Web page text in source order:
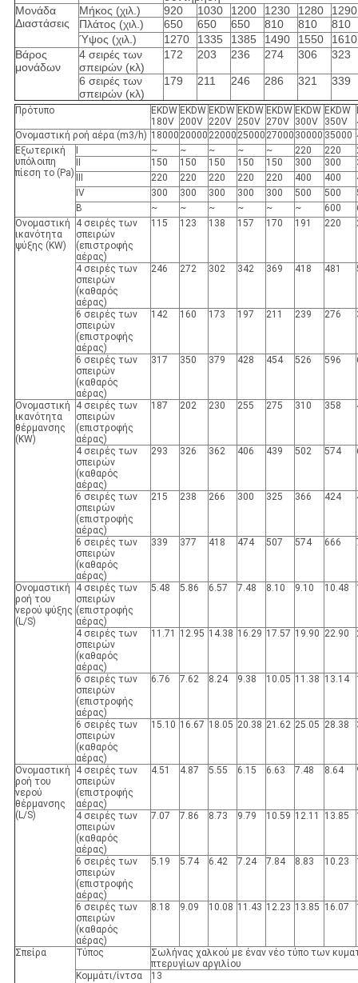
Μονάδα
Διαστάσεις
Μήκος (χιλ.) 920 1030 1200 1230 1280
1290
Πλάτος (χιλ.)
650 650 650 810 810
810
Ύψος (χιλ.)
1270 1335 1385 1490 1550
1610
Βάρος
μονάδων
4 σειρές των
σπειρών (κλ)
172 203 236 274 306 323
6 σειρές των
σπειρών (κλ)
179 211 246 286 321 339
Πρότυπο
EKDW
180V
EKDW
200V
EKDW
220V
EKDW
250V
EKDW
270V
EKDW
300V
EKDW
350V
Ονομαστική ροή αέρα (m3/h) 18000 20000 22000 25000 27000 30000 35000
Εξωτερική
υπόλοιπη
πίεση το (Pa)
~ ~ ~ ~ ~ 220 220
150 150 150 150 150 300 300
220 220 220 220 220 400 400
IV
300 300 300 300 300 500 500
Β
~ ~ ~ ~ ~ ~ 600
Ονομαστική
ικανότητα
ψύξης (KW)
4 σειρές των
σπειρών
(επιστροφής
αέρας)
115 123 138 157 170 191 220
4 σειρές των
σπειρών
(καθαρός
αέρας)
246 272 302 342 369 418 481
6 σειρές των
σπειρών
(επιστροφής
αέρας)
142 160 173 197 211 239 276
6 σειρές των
σπειρών
(καθαρός
αέρας)
317 350 379 428 454 526 596
Ονομαστική
ικανότητα
θέρμανσης
(KW)
4 σειρές των
σπειρών
(επιστροφής
αέρας)
187 202 230 255 275 310 358
4 σειρές των
σπειρών
(καθαρός
αέρας)
293 326 362 406 439 502 574
6 σειρές των
σπειρών
(επιστροφής
αέρας)
215 238 266 300 325 366 424
6 σειρές των
σπειρών
(καθαρός
αέρας)
339 377 418 474 507 574 666
Ονομαστική
ροή του
νερού ψύξης
(L/S)
4 σειρές των
σπειρών
(επιστροφής
αέρας)
5.48 5.86 6.57 7.48 8.10 9.10 10.48
4 σειρές των
σπειρών
(καθαρός
αέρας)
11.71 12.95 14.38 16.29 17.57 19.90 22.90
6 σειρές των
σπειρών
(επιστροφής
αέρας)
6.76 7.62 8.24 9.38 10.05 11.38 13.14
6 σειρές των
σπειρών
(καθαρός
αέρας)
15.10 16.67 18.05 20.38 21.62 25.05 28.38
Ονομαστική
ροή του
νερού
θέρμανσης
(L/S)
4 σειρές των
σπειρών
(επιστροφής
αέρας)
4.51 4.87 5.55 6.15 6.63 7.48 8.64
4 σειρές των
σπειρών
(καθαρός
αέρας)
7.07 7.86 8.73 9.79 10.59 12.11 13.85
6 σειρές των
σπειρών
(επιστροφής
αέρας)
5.19 5.74 6.42 7.24 7.84 8.83 10.23
6 σειρές των
σπειρών
(καθαρός
αέρας)
8.18 9.09 10.08 11.43 12.23 13.85 16.07
Σπείρα Τύπος
Σωλήνας χαλκού με έναν νέο τύπο των
πτερυγίων αργιλίου
Κομμάτι/ίντσα
13